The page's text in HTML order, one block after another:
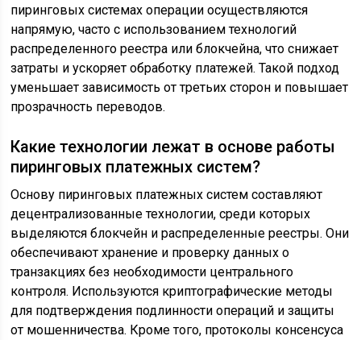
пиринговых системах операции осуществляются
напрямую, часто с использованием технологий
распределенного реестра или блокчейна, что снижает
затраты и ускоряет обработку платежей. Такой подход
уменьшает зависимость от третьих сторон и повышает
прозрачность переводов.
Какие технологии лежат в основе работы
пиринговых платежных систем?
Основу пиринговых платежных систем составляют
децентрализованные технологии, среди которых
выделяются блокчейн и распределенные реестры. Они
обеспечивают хранение и проверку данных о
транзакциях без необходимости центрального
контроля. Используются криптографические методы
для подтверждения подлинности операций и защиты
от мошенничества. Кроме того, протоколы консенсуса